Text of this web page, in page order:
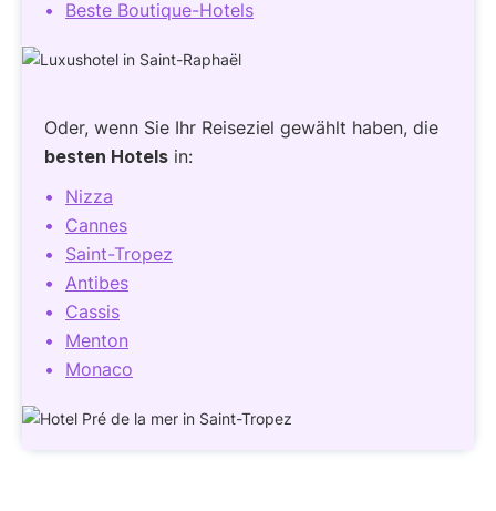
Beste Boutique-Hotels
Oder, wenn Sie Ihr Reiseziel gewählt haben, die
besten Hotels in:
Nizza
Cannes
Saint-Tropez
Antibes
Cassis
Menton
Monaco